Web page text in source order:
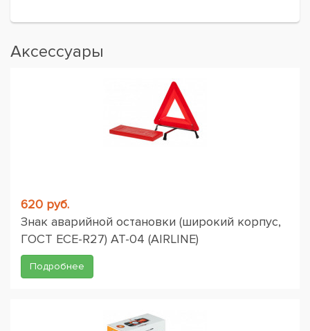
Аксессуары
620 руб.
Знак аварийной остановки (широкий корпус,
ГОСТ ЕСЕ-R27) AT-04 (AIRLINE)
Подробнее